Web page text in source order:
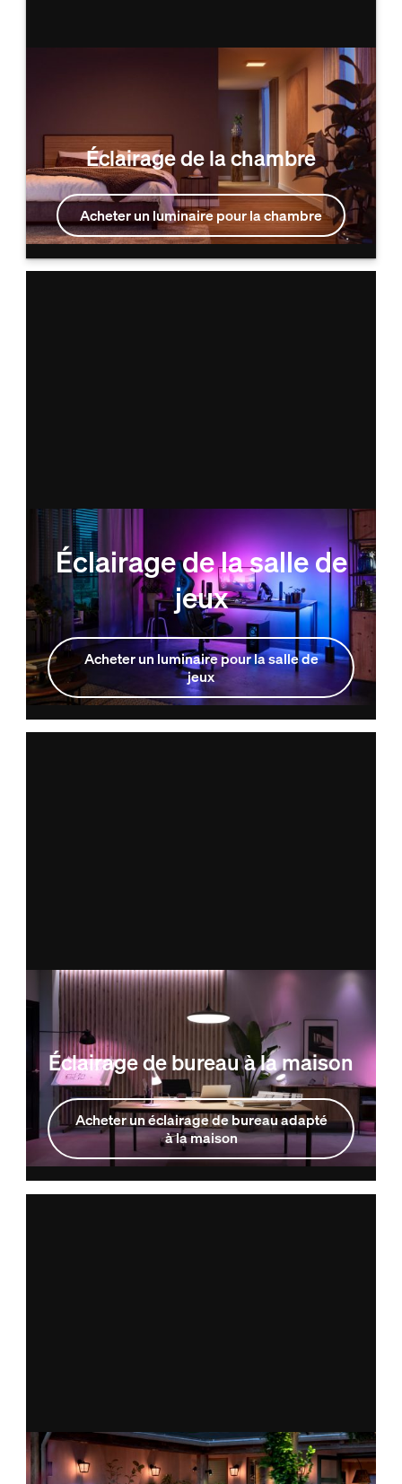
Éclairage de la chambre
Acheter un luminaire pour la chambre
Éclairage de la salle de
jeux
Acheter un luminaire pour la salle de
jeux
Éclairage de bureau à la maison
Acheter un éclairage de bureau adapté
à la maison